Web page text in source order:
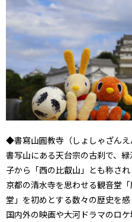
◆書寫山圓教寺（しょしゃざんえ
書写山にある天台宗の古刹で、
子から「西の比叡山」とも称され
京都の清水寺を思わせる観音堂
堂」を初めとする数々の歴史を
国内外の映画や大河ドラマのロケ